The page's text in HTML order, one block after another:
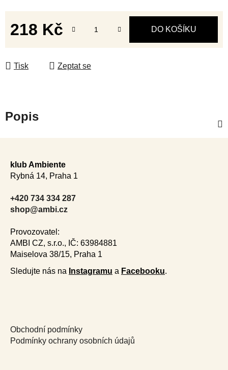
218 Kč DO KOŠÍKU
Tisk Zeptat se
Popis
klub Ambiente
Rybná 14, Praha 1
+420 734 334 287
shop@ambi.cz
Provozovatel:
AMBI CZ, s.r.o., IČ: 63984881
Maiselova 38/15, Praha 1
Sledujte nás na Instagramu a Facebooku.
Obchodní podmínky
Podmínky ochrany osobních údajů